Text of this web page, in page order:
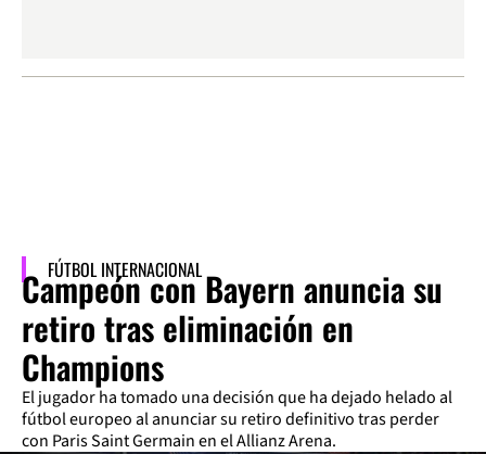
FÚTBOL INTERNACIONAL
Campeón con Bayern anuncia su
retiro tras eliminación en
Champions
El jugador ha tomado una decisión que ha dejado helado al
fútbol europeo al anunciar su retiro definitivo tras perder
con Paris Saint Germain en el Allianz Arena.